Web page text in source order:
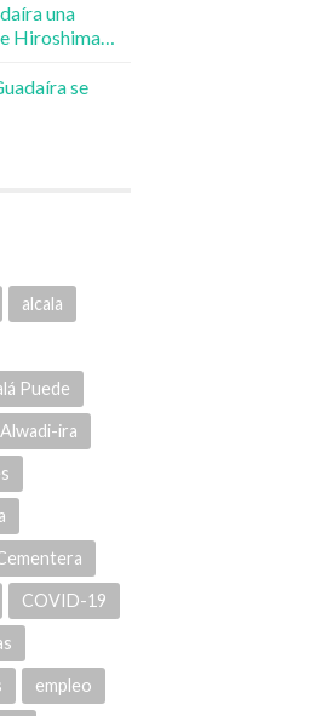
una
Hiroshima…
se
alcala
Puede
Alwadi-ira
COVID-19
empleo